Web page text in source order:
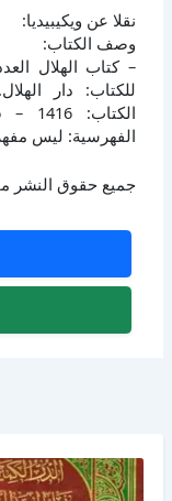
نقلا عن ويكيبيديا:
وصف الكتاب:
الفهرسية: ليس
جميع حقوق النشر